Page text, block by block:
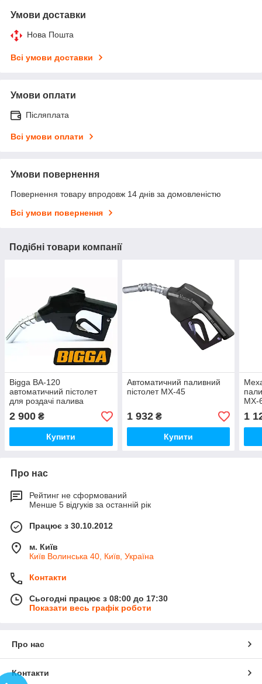
Умови доставки
Нова Пошта
Всі умови доставки
Умови оплати
Післяплата
Всі умови оплати
Умови повернення
Повернення товару впродовж 14 днів за домовленістю
Всі умови повернення
Подібні товари компанії
Bigga BA-120
автоматичний пістолет
для роздачі палива
2 900 ₴
Купити
Автоматичний паливний
пістолет MX-45
1 932₴
Купити
1
Про нас
Рейтинг не сформований
Менше 5 відгуків за останній рік
Працює з 30.10.2012
м. Київ
Київ Волинська 40, Київ, Україна
Контакти
Сьогодні працює з 08:00 до 17:30
Показати весь графік роботи
Про нас
Контакти